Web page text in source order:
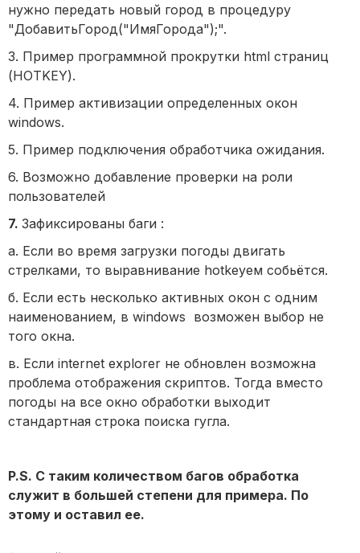
нужно передать новый город в процедуру
"ДобавитьГород("ИмяГорода");".
3. Пример программной прокрутки html страниц
(HOTKEY).
4. Пример активизации определенных окон
windows.
5. Пример подключения обработчика ожидания.
6. Возможно добавление проверки на роли
пользователей
7. Зафиксированы баги :
а. Если во время загрузки погоды двигать
стрелками, то выравнивание hotkeyем собьётся.
б. Если есть несколько активных окон с одним
наименованием, в windows возможен выбор не
того окна.
в. Если internet explorer не обновлен возможна
проблема отображения скриптов. Тогда вместо
погоды на все окно обработки выходит
стандартная строка поиска гугла.
P.S. С таким количеством багов обработка
служит в большей степени для примера. По
этому и оставил ее.